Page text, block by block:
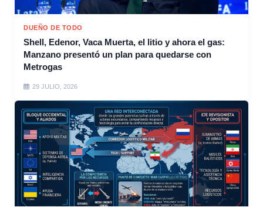
DUEÑO DE TODO
Shell, Edenor, Vaca Muerta, el litio y ahora el gas:
Manzano presentó un plan para quedarse con
Metrogas
29 JULIO, 2026